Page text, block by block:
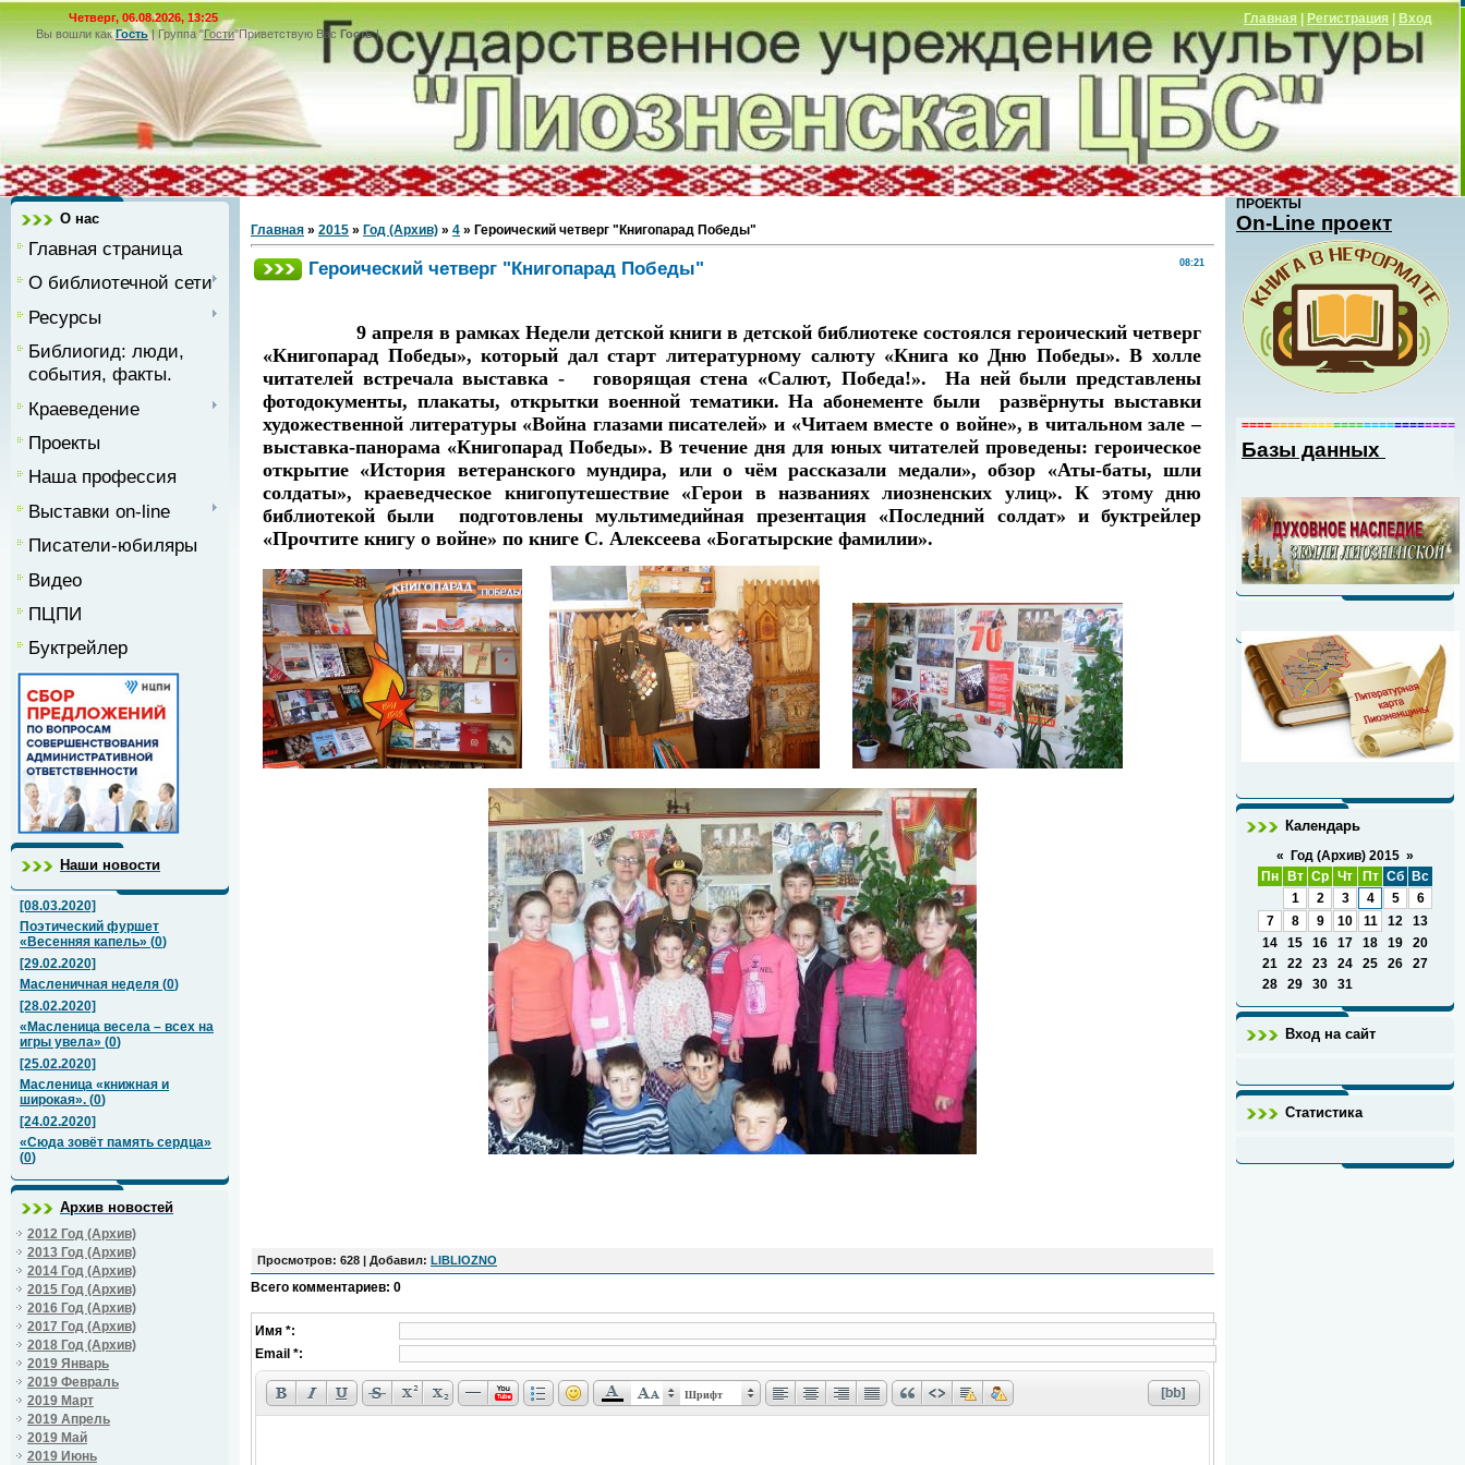
Четверг, 06.08.2026, 13:25
Вы вошли как Гость|Группа"Гости"Приветствую Вас Гость|
Главная Регистрация |Вход
О нас
Главная страница
О библиотечной сети
Ресурсы
Библиогид: люди,
события, факты.
Краеведение
Проекты
Наша профессия
Выставки on-line
Писатели-юбиляры
Видео
ПЦПИ
Буктрейлер
Наши новости
[08.03.2020]
Поэтический фуршет
«Весенняя капель» (0)
[29.02.2020]
Масленичная неделя (0)
[28.02.2020]
«Масленица весела – всех на
игры увела» (0)
[25.02.2020]
Масленица «книжная и
широкая». (0)
[24.02.2020]
«Сюда зовёт память сердца»
(0)
Архив новостей
2012 Год (Архив)
2013 Год (Архив)
2014 Год (Архив)
2015 Год (Архив)
2016 Год (Архив)
2017 Год (Архив)
2018 Год (Архив)
2019 Январь
2019 Февраль
2019 Март
2019 Апрель
2019 Май
2019 Июнь
Главная » 2015 » Год (Архив) » 4 » Героический четверг "Книгопарад Победы"
08:21
Героический четверг "Книгопарад Победы"
9 апреля в рамках Недели детской книги в детской библиотеке состоялся героический четверг
«Книгопарад Победы», который дал старт литературному салюту «Книга ко Дню Победы». В холле
читателей встречала выставка - говорящая стена «Салют, Победа!». На ней были представлены
фотодокументы, плакаты, открытки военной тематики. На абонементе были развёрнуты выставки
художественной литературы «Война глазами писателей» и «Читаем вместе о войне», в читальном зале –
выставка-панорама «Книгопарад Победы». В течение дня для юных читателей проведены: героическое
открытие «История ветеранского мундира, или о чём рассказали медали», обзор «Аты-баты, шли
солдаты», краеведческое книгопутешествие «Герои в названиях лиозненских улиц». К этому дню
библиотекой были подготовлены мультимедийная презентация «Последний солдат» и буктрейлер
«Прочтите книгу о войне» по книге С. Алексеева «Богатырские фамилии».
Просмотров: 628 | Добавил: LIBLIOZNO
Всего комментариев: 0
Имя *:
Email *:
Шрифт
ПРОЕКТЫ
Оn-Line проект
============================
Базы данных
Календарь
« Год (Архив) 2015 »
Пн
Вт Ср Чт Пт Сб
Вс
1
2 3 4 5
6
7
8 9 10 11 12
13
14
15 16 17 18 19
20
21
22 23 24 25 26
27
28
29 30 31
Вход на сайт
Статистика